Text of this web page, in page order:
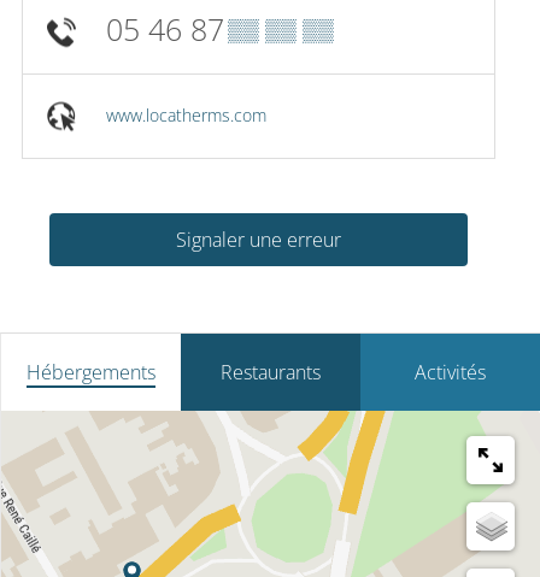
05 46 87▒▒ ▒▒ ▒▒
www.locatherms.com
Signaler une erreur
Hébergements Restaurants Activités